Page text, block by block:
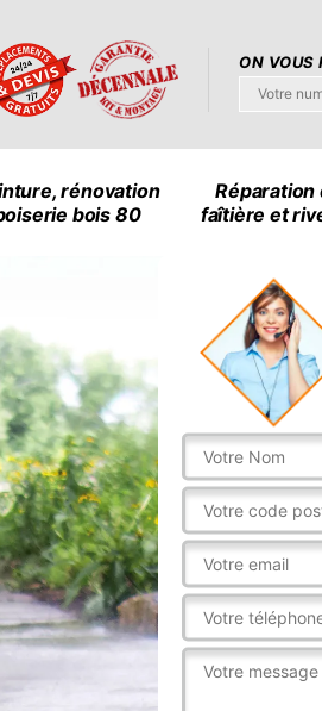
ON VOUS
rénovation
bois 80
Réparation
faîtière et